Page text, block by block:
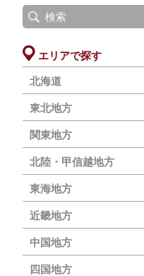
エリアで探す
北海道
東北地方
関東地方
北陸・甲信越地方
東海地方
近畿地方
中国地方
四国地方